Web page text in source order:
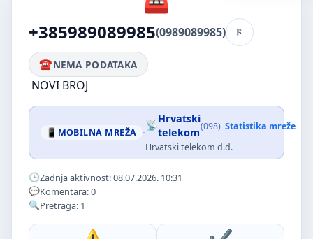
+385989089985(0989089985)
NEMA PODATAKA
NOVI BROJ
MOBILNA MREŽA ·
Hrvatski
telekom(098) Statistika mreže
Hrvatski telekom d.d.
Zadnja aktivnost: 08.07.2026. 10:31
Komentara: 0
Pretraga: 1